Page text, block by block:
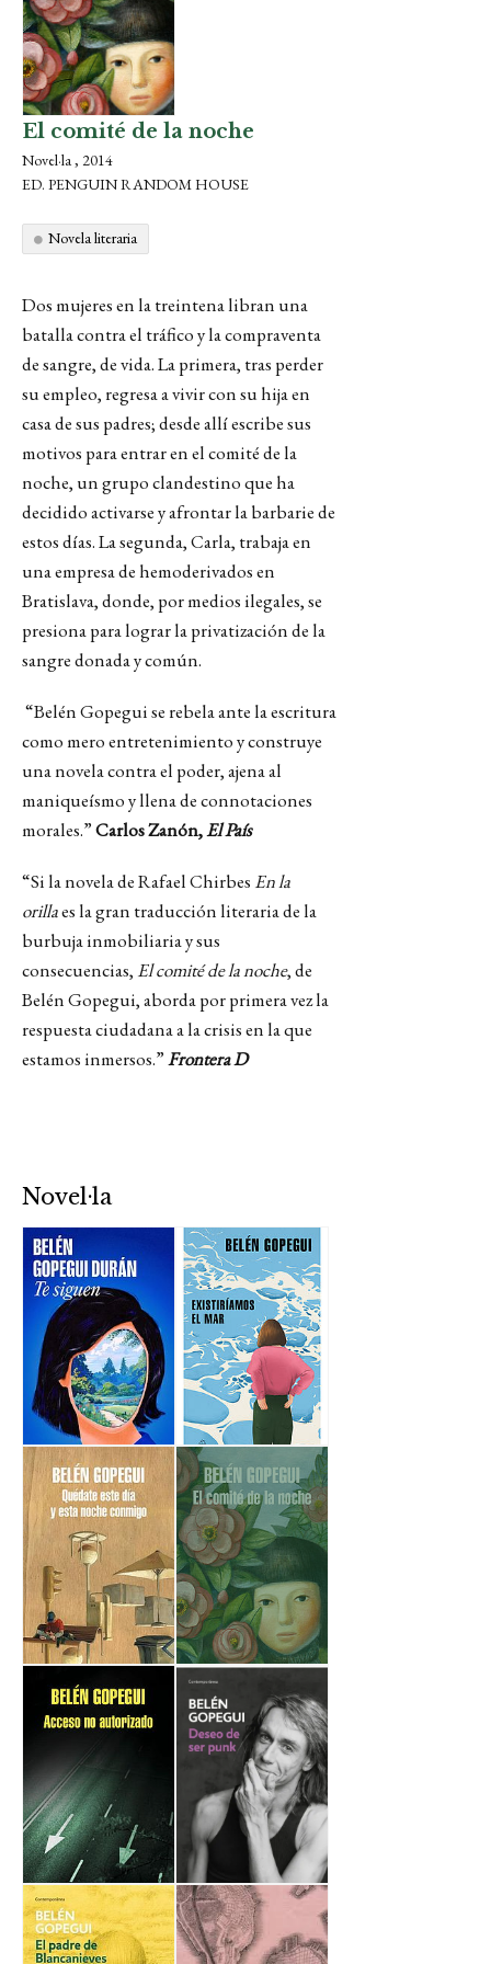
El comité de la noche
Novel·la , 2014
ED. PENGUIN RANDOM HOUSE
Novela literaria
Dos mujeres en la treintena libran una
batalla contra el tráfico y la compraventa
de sangre, de vida. La primera, tras perder
su empleo, regresa a vivir con su hija en
casa de sus padres; desde allí escribe sus
motivos para entrar en el comité de la
noche, un grupo clandestino que ha
decidido activarse y afrontar la barbarie de
estos días. La segunda, Carla, trabaja en
una empresa de hemoderivados en
Bratislava, donde, por medios ilegales, se
presiona para lograr la privatización de la
sangre donada y común.
“Belén Gopegui se rebela ante la escritura
como mero entretenimiento y construye
una novela contra el poder, ajena al
maniqueísmo y llena de connotaciones
morales.”Carlos Zanón,El País
“Si la novela de Rafael Chirbes En la
orillaes la gran traducción literaria de la
burbuja inmobiliaria y sus
consecuencias, El comité de la noche, de
Belén Gopegui, aborda por primera vez la
respuesta ciudadana a la crisis en la que
estamos inmersos.”Frontera D
Novel·la